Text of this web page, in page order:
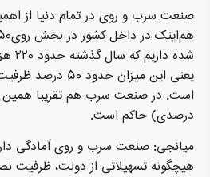
صنعت سرب ‌و روی در تمام دنیا از
یعنی این میزان
درصدی) حاکم است.
میانجی: صنعت سرب و روی آمادگی
هیچگونه تسهیلاتی از دولت، ظرفیت